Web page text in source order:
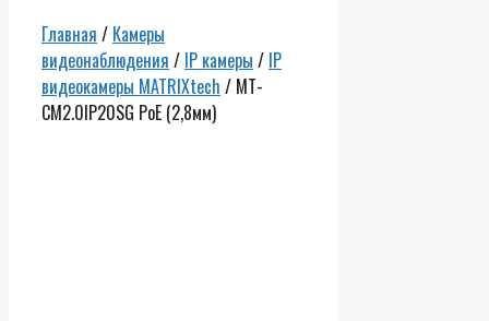
Главная / Камеры
видеонаблюдения / IP камеры / IP
видеокамеры MATRIXtech / MT-
CM2.0IP20SG PoE (2,8мм)